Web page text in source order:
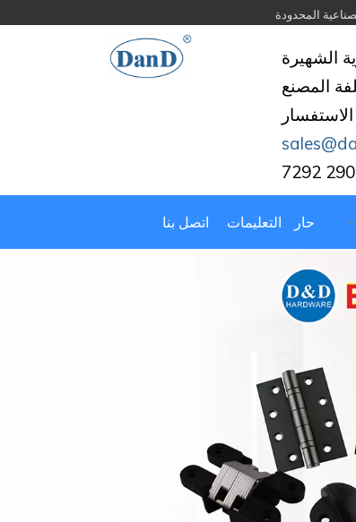
الشهيرة
المصنع
الاستفسار
حار التعليمات اتصل بنا